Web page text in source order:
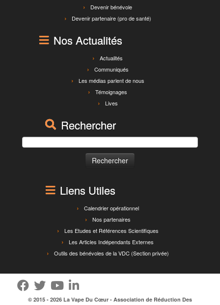
Devenir bénévole
Devenir partenaire (pro de santé)
Nos Actualités
Actualités
Communiqués
Les médias parlent de nous
Témoignages
Lives
Rechercher
Liens Utiles
Calendrier opérationnel
Nos partenaires
Les Etudes et Références Scientifiques
Les Articles Indépendants Externes
Outils des bénévoles de la VDC (Section privée)
© 2015 - 2026 La Vape Du Cœur - Association de Réduction Des